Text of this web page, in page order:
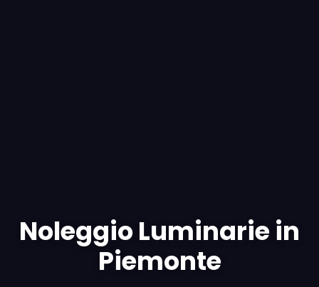
Noleggio Luminarie in
Piemonte